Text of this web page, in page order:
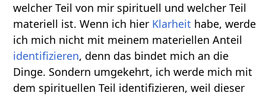
welcher Teil von mir spirituell und welcher Teil
materiell ist. Wenn ich hier Klarheit habe, werde
ich mich nicht mit meinem materiellen Anteil
identifizieren, denn das bindet mich an die
Dinge. Sondern umgekehrt, ich werde mich mit
dem spirituellen Teil identifizieren, weil dieser